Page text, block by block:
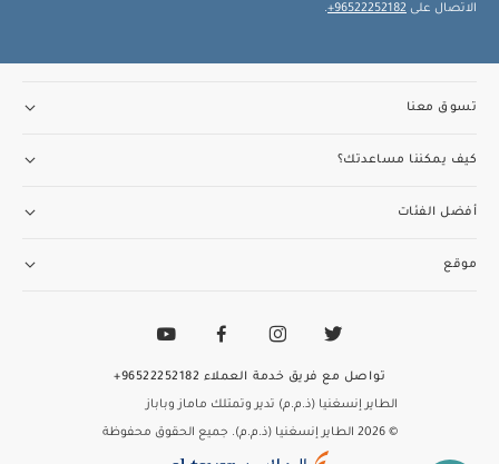
الاتصال على 96522252182+
.
تسوق معنا
كيف يمكننا مساعدتك؟
أفضل الفئات
موقع
الطاير إنسغنيا (ذ.م.م) تدير وتمتلك ماماز وباباز
© 2026 الطاير إنسغنيا (ذ.م.م). جميع الحقوق محفوظة
تواصل مع فريق خدمة العملاء 96522252182+